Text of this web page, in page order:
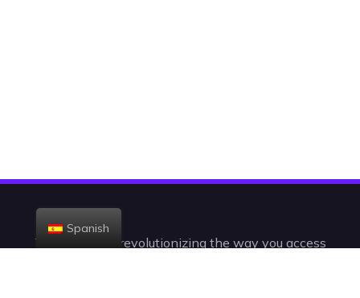
Today, we are revolutionizing the way you access
Spanish